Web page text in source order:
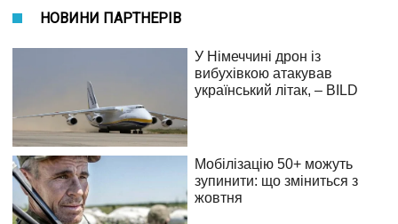
НОВИНИ ПАРТНЕРІВ